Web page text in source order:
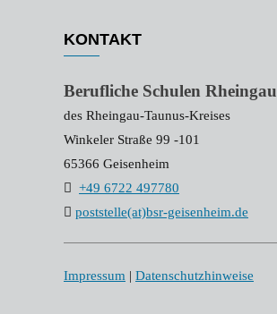
KONTAKT
Berufliche Schulen Rheingau
des Rheingau-Taunus-Kreises
Winkeler Straße 99 -101
65366 Geisenheim
+49 6722 497780
poststelle(at)bsr-geisenheim.de
Impressum | Datenschutzhinweise